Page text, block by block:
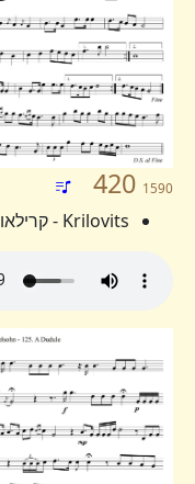
420 1590
Krilovits - קרילאוויץ